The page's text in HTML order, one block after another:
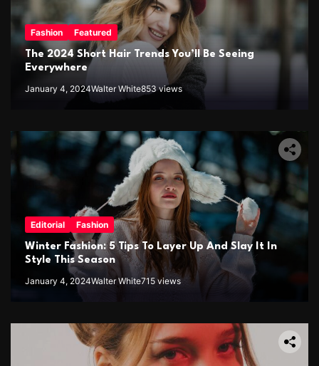
Fashion Featured
The 2024 Short Hair Trends You’ll Be Seeing
Everywhere
January 4, 2024Walter White853 views
Editorial Fashion
Winter Fashion: 5 Tips To Layer Up And Slay It In
Style This Season
January 4, 2024Walter White715 views